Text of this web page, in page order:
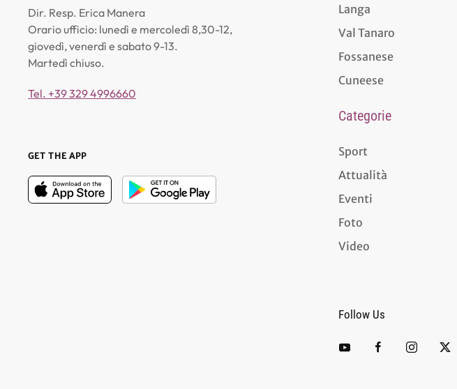
Dir. Resp. Erica Manera
Orario ufficio: lunedì e mercoledì 8,30-12,
giovedì, venerdì e sabato 9-13.
Martedì chiuso.
Tel. +39 329 4996660
GET THE APP
Langa
Val Tanaro
Fossanese
Cuneese
Categorie
Sport
Attualità
Eventi
Foto
Video
Follow Us